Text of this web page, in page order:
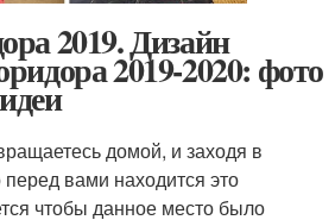
2019. Дизайн
2019-2020: фото
домой, и заходя в
перед вами находится это
чтобы данное место было